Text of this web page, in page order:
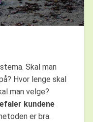
Skal man
Hvor lenge skal
man velge?
kundene
er bra.